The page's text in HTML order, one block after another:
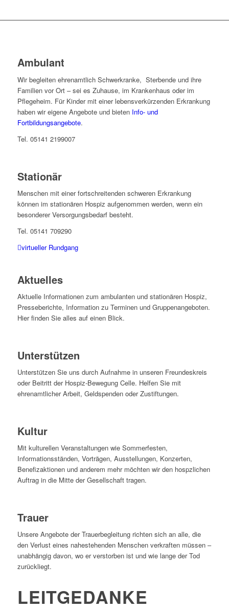
Ambulant
Wir begleiten ehrenamtlich Schwerkranke, Sterbende und ihre
Familien vor Ort – sei es Zuhause, im Krankenhaus oder im
Pflegeheim. Für Kinder mit einer lebensverkürzenden Erkrankung
haben wir eigene Angebote und bieten Info- und
Fortbildungsangebote.
Tel. 05141 2199007
Stationär
Menschen mit einer fortschreitenden schweren Erkrankung
können im stationären Hospiz aufgenommen werden, wenn ein
besonderer Versorgungsbedarf besteht.
Tel. 05141 709290
virtueller Rundgang
Aktuelles
Aktuelle Informationen zum ambulanten und stationären Hospiz,
Presseberichte, Information zu Terminen und Gruppenangeboten.
Hier finden Sie alles auf einen Blick.
Unterstützen
Unterstützen Sie uns durch Aufnahme in unseren Freundeskreis
oder Beitritt der Hospiz-Bewegung Celle. Helfen Sie mit
ehrenamtlicher Arbeit, Geldspenden oder Zustiftungen.
Kultur
Mit kulturellen Veranstaltungen wie Sommerfesten,
Informationsständen, Vorträgen, Ausstellungen, Konzerten,
Benefizaktionen und anderem mehr möchten wir den hospzlichen
Auftrag in die Mitte der Gesellschaft tragen.
Trauer
Unsere Angebote der Trauerbegleitung richten sich an alle, die
den Verlust eines nahestehenden Menschen verkraften müssen –
unabhängig davon, wo er verstorben ist und wie lange der Tod
zurückliegt.
LEITGEDANKE